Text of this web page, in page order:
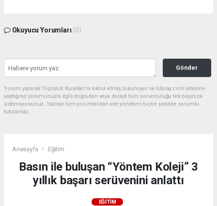
Okuyucu Yorumları (0)
Gönder
Yorum yazarak Topluluk Kuralları’nı kabul etmiş bulunuyor ve 63olay.com sitesine
yaptığınız yorumunuzla ilgili doğrudan veya dolaylı tüm sorumluluğu tek başınıza
üstleniyorsunuz. Yazılan tüm yorumlardan site yönetimi hiçbir şekilde sorumlu
tutulamaz.
Anasayfa Eğitim
Basın ile buluşan “Yöntem Koleji” 3
yıllık başarı serüvenini anlattı
EĞITIM